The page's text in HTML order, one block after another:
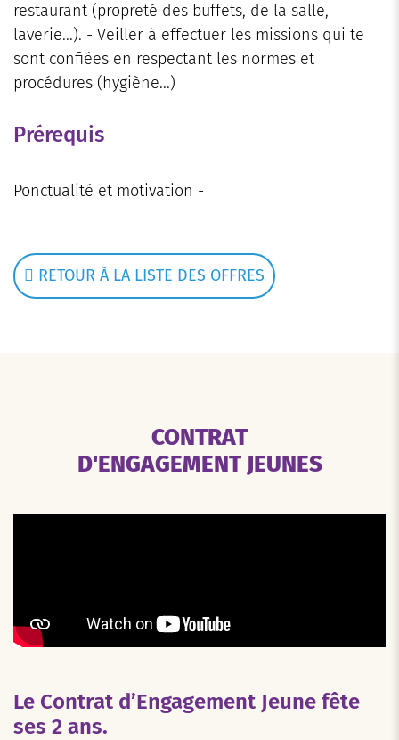
restaurant (propreté des buffets, de la salle,
laverie...). - Veiller à effectuer les missions qui te
sont confiées en respectant les normes et
procédures (hygiène...)
Prérequis
Ponctualité et motivation -
RETOUR À LA LISTE DES OFFRES
CONTRAT
D'ENGAGEMENT JEUNES
Le Contrat d’Engagement Jeune fête
ses 2 ans.